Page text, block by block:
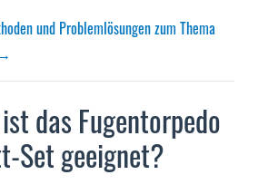
und Problemlösungen zum Thema
das Fugentorpedo
Set geeignet?